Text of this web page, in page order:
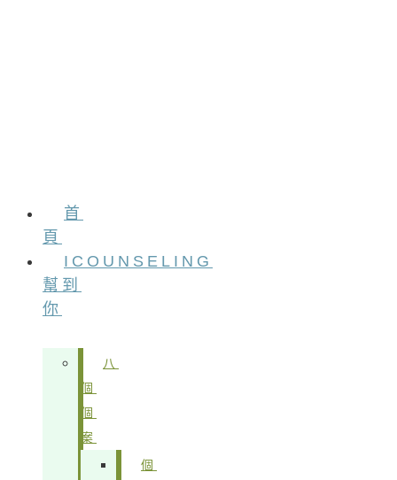
首
頁
ICOUNSELING
幫到
你
八
個
個
案
個